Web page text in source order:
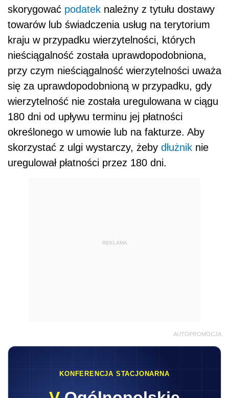
skorygować podatek należny z tytułu dostawy
towarów lub świadczenia usług na terytorium
kraju w przypadku wierzytelności, których
nieściągalność została uprawdopodobniona,
przy czym nieściągalność wierzytelności uważa
się za uprawdopodobnioną w przypadku, gdy
wierzytelność nie została uregulowana w ciągu
180 dni od upływu terminu jej płatności
określonego w umowie lub na fakturze. Aby
skorzystać z ulgi wystarczy, żeby dłużnik nie
uregulował płatności przez 180 dni.
REKLAMA
AUTOPROMOCJA
KONFERENCJA STACJONARNA